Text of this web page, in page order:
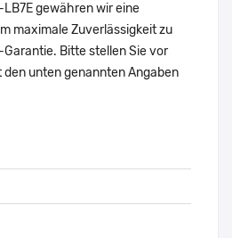
gewähren wir eine
maximale Zuverlässigkeit zu
Bitte stellen Sie vor
den unten genannten Angaben